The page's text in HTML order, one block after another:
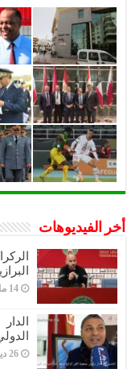
أخر الفيديوهات
14 مارس,2023
26 ديسمبر,2022